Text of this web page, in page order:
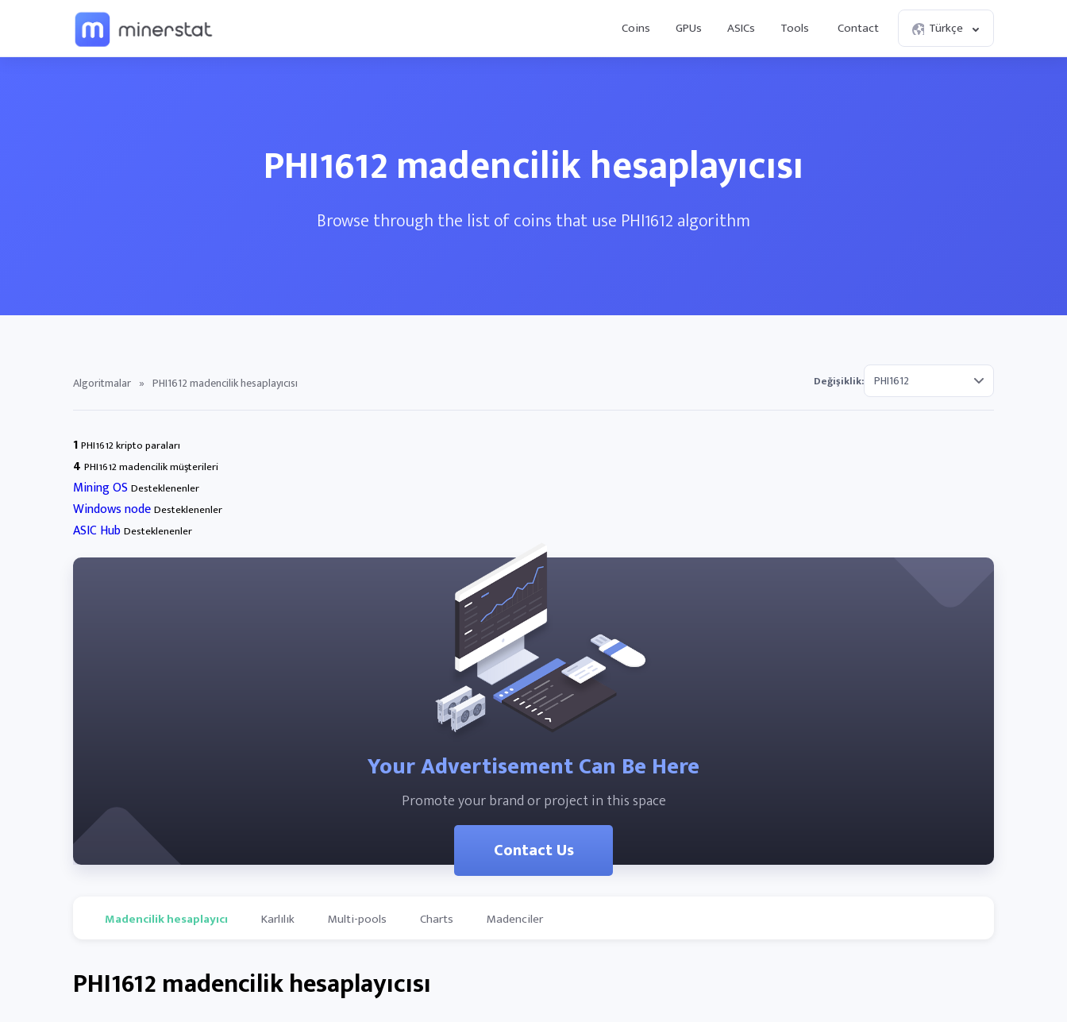
Coins GPUs ASICs Tools Contact Türkçe
PHI1612 madencilik hesaplayıcısı
Browse through the list of coins that use PHI1612 algorithm
Algoritmalar » PHI1612 madencilik hesaplayıcısı Değişiklik:
1PHI1612 kripto paraları
4 PHI1612 madencilik müşterileri
Mining OS Desteklenenler
Windows nodeDesteklenenler
ASIC Hub Desteklenenler
Your Advertisement Can Be Here
Promote your brand or project in this space
Contact Us
Madencilik hesaplayıcı Karlılık Multi-pools Charts Madenciler
PHI1612 madencilik hesaplayıcısı